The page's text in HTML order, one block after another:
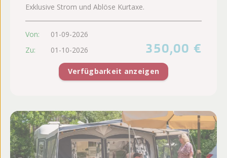
Exklusive Strom und Ablöse Kurtaxe.
Von:
01-09-2026
Zu:
01-10-2026 350,00 €
Verfügbarkeit anzeigen